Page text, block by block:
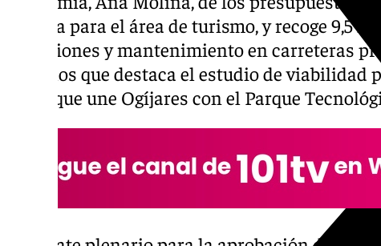
partida para el área de turismo, y recoge 9,5
inversiones y mantenimiento en carreteras
entre los que destaca el estudio de viabilidad
la vía que une Ogíjares con el Parque